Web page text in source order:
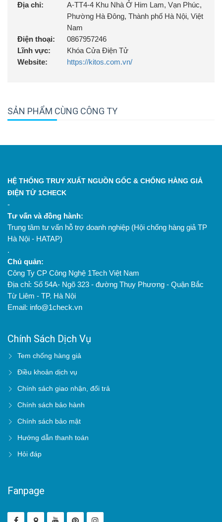
Địa chỉ:
A-TT4-4 Khu Nhà Ở Him Lam, Vạn Phúc,
Phường Hà Đông, Thành phố Hà Nội, Việt
Nam
Điện thoại:
0867957246
Lĩnh vực:
Khóa Cửa Điện Tử
Website:
https://kitos.com.vn/
SẢN PHẨM CÙNG CÔNG TY
HỆ THỐNG TRUY XUẤT NGUỒN GỐC & CHỐNG HÀNG GIẢ
ĐIỆN TỬ 1CHECK
-
Tư vấn và đồng hành:
Trung tâm tư vấn hỗ trợ doanh nghiệp (Hội chống hàng giả TP
Hà Nội - HATAP)
.
Chủ quản:
Công Ty CP Công Nghệ 1Tech Việt Nam
Địa chỉ: Số 54A- Ngõ 323 - đường Thụy Phương - Quận Bắc
Từ Liêm - TP. Hà Nội
Email: info@1check.vn
Chính Sách Dịch Vụ
Tem chống hàng giả
Điều khoản dịch vụ
Chính sách giao nhận, đổi trả
Chính sách bảo hành
Chính sách bảo mật
Hướng dẫn thanh toán
Hỏi đáp
Fanpage